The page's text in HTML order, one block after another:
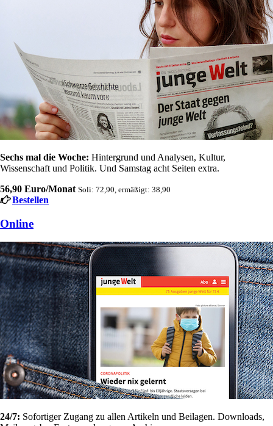
Sechs mal die Woche: Hintergrund und Analysen, Kultur,
Wissenschaft und Politik. Und Samstag acht Seiten extra.
56,90 Euro/Monat Soli: 72,90, ermäßigt: 38,90
Bestellen
Online
24/7: Sofortiger Zugang zu allen Artikeln und Beilagen. Downloads,